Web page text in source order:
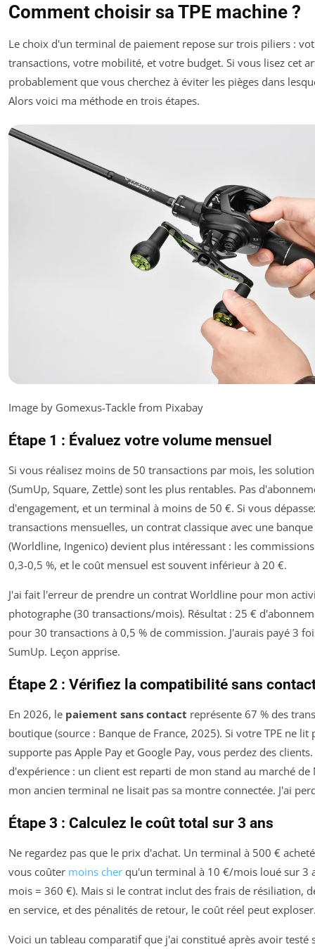
Comment choisir sa TPE machine ?
Le choix d'un terminal de paiement repose sur trois piliers :
transactions, votre mobilité, et votre budget. Si vous lisez cet
probablement que vous cherchez à éviter les pièges dans
Alors voici ma méthode en trois étapes.
Image by Gomexus-Tackle from Pixabay
Étape 1 : Évaluez votre volume mensuel
Si vous réalisez moins de 50 transactions par mois, les
(SumUp, Square, Zettle) sont les plus rentables. Pas
d'engagement, et un terminal à moins de 50 €. Si vous
transactions mensuelles, un contrat classique avec une
(Worldline, Ingenico) devient plus intéressant : les
0,3-0,5 %, et le coût mensuel est souvent inférieur à 20 €.
J'ai fait l'erreur de prendre un contrat Worldline pour mon
photographe (30 transactions/mois). Résultat : 25 €
pour 30 transactions à 0,5 % de commission. J'aurais payé 3
SumUp. Leçon apprise.
Étape 2 : Vérifiez la compatibilité sans
En 2026, le paiement sans contact représente 67 % des
boutique (source : Banque de France, 2025). Si votre TPE ne lit
supporte pas Apple Pay et Google Pay, vous perdez des
d'expérience : un client est reparti de mon stand au marché de
mon ancien terminal ne lisait pas sa montre connectée. J'ai
Étape 3 : Calculez le coût total sur 3 ans
Ne regardez pas que le prix d'achat. Un terminal à 500 €
vous coûter moins cher qu'un terminal à 10 €/mois loué sur 3
mois = 360 €). Mais si le contrat inclut des frais de résiliation,
en service, et des pénalités de retour, le coût réel peut
Voici un tableau comparatif que j'ai constitué après avoir testé